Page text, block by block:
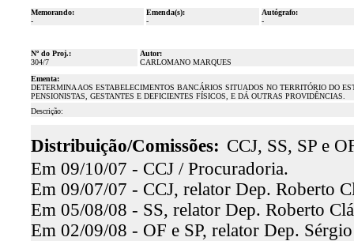
Memorando:
-
Emenda(s):
-
Autógrafo:
-
Nº do Proj.:
304/7
Autor:
CARLOMANO MARQUES
Ementa:
DETERMINA AOS ESTABELECIMENTOS BANCÁRIOS SITUADOS NO TERRITÓRIO DO
PENSIONISTAS, GESTANTES E DEFICIENTES FÍSICOS, E DÁ OUTRAS PROVIDÊNCIAS.
Descrição:
Distribuição/Comissões: CCJ, SS, SP e
Em 09/10/07 - CCJ / Procuradoria.
Em 09/07/07 - CCJ, relator Dep. Roberto
Em 05/08/08 - SS, relator Dep. Roberto
Em 02/09/08 - OF e SP, relator Dep.